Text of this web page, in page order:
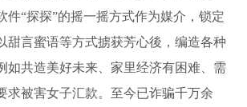
件“探探”的摇一摇方式作为媒介，锁定
甜言蜜语等方式掳获芳心後，编造各种
如共造美好未来、家里经济有困难、需
求被害女子汇款。至今已诈骗千万余